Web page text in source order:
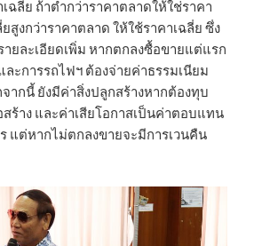
ฉลี่ย ถ้าต่ำกว่าราคาตลาดให้ใช่ราคา
สูงกว่าราคาตลาด ให้ใช้ราคาเฉลี่ย ซึ่ง
ยละเอียดเพิ่ม หากตกลงซื้อขายแต่แรก
ละการรถไฟฯ ต้องจ่ายค่าธรรมเนียม
ากนี้ ยังมีค่าสิ่งปลูกสร้างหากต้องทุบ
ร้าง และค่าเสียโอกาสเป็นค่าตอบแทน
แต่หากไม่ตกลงขายจะมีการเวนคืน